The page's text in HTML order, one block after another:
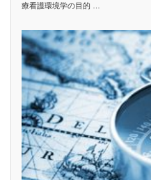
療看護環境学の目的 …